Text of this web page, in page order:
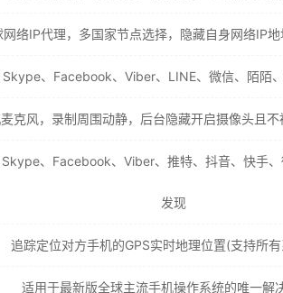
网络IP代理，多国家节点选择，隐藏自身网络IP地
、Facebook、Viber、LINE、微信、陌陌
克风，录制周围动静，后台隐藏开启摄像头且
、Facebook、Viber、推特、抖音、快手
发现
追踪定位对方手机的GPS实时地理位置(支持所
适用于最新版全球主流手机操作系统的唯一解